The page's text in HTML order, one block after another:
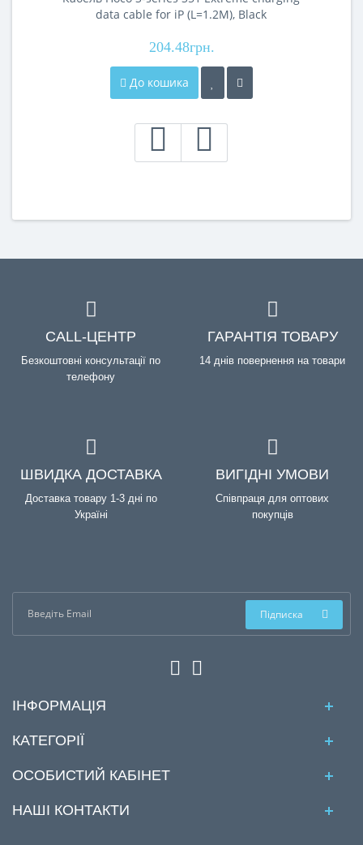
data cable for iP (L=1.2M), Black
204.48грн.
До кошика
CALL-ЦЕНТР
Безкоштовні консультації по
телефону
ГАРАНТІЯ ТОВАРУ
14 днів повернення на товари
ШВИДКА ДОСТАВКА
Доставка товару 1-3 дні по
Україні
ВИГІДНІ УМОВИ
Співпраця для оптових
покупців
Підписка
ІНФОРМАЦІЯ
КАТЕГОРІЇ
ОСОБИСТИЙ КАБІНЕТ
НАШІ КОНТАКТИ